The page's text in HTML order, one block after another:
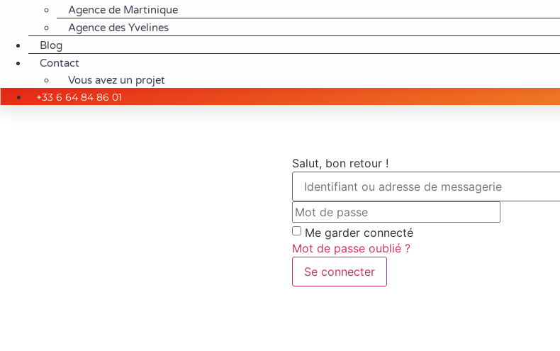
Agence de Martinique
Agence des Yvelines
Blog
Contact
Vous avez un projet
+33 6 64 84 86 01
Salut, bon retour !
Me garder connecté
Mot de passe oublié ?
Se connecter